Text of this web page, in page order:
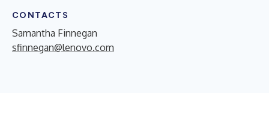
CONTACTS
Samantha Finnegan
sfinnegan@lenovo.com